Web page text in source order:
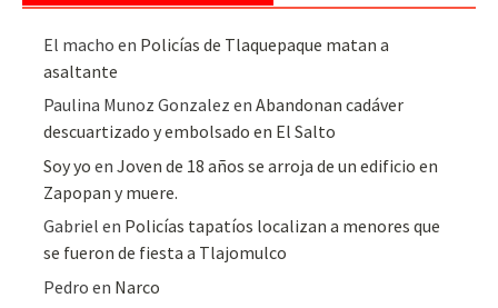
El macho en Policías de Tlaquepaque matan a
asaltante
Paulina Munoz Gonzalez enAbandonan cadáver
descuartizado y embolsado en El Salto
Soy yo enJoven de 18 años se arroja de un edificio en
Zapopan y muere.
Gabriel en Policías tapatíos localizan a menores que
se fueron de fiesta a Tlajomulco
Pedro en Narco